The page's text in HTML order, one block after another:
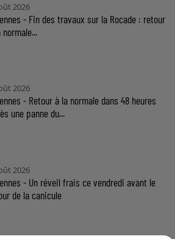
2026
- Fin des travaux sur la Rocade : retour
normale...
2026
- Retour à la normale dans 48 heures
une panne du...
2026
- Un réveil frais ce vendredi avant le
de la canicule